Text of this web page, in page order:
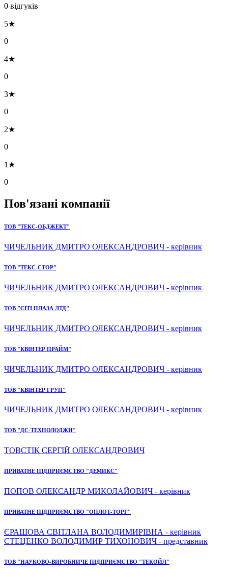
0 відгуків
5★
0
4★
0
3★
0
2★
0
1★
0
Пов'язані компанії
ТОВ "ТЕКС-ОБДЖЕКТ"
ЧИЧЕЛЬНИК ДМИТРО ОЛЕКСАНДРОВИЧ - керівник
ТОВ "ТЕКС-СТОР"
ЧИЧЕЛЬНИК ДМИТРО ОЛЕКСАНДРОВИЧ - керівник
ТОВ "СІТІ ПЛАЗА ЛТД"
ЧИЧЕЛЬНИК ДМИТРО ОЛЕКСАНДРОВИЧ - керівник
ТОВ "КВІНТЕР ПРАЙМ"
ЧИЧЕЛЬНИК ДМИТРО ОЛЕКСАНДРОВИЧ - керівник
ТОВ "КВІНТЕР ГРУП"
ЧИЧЕЛЬНИК ДМИТРО ОЛЕКСАНДРОВИЧ - керівник
ТОВ "ДС-ТЕХНОЛОДЖИ"
ТОВСТІК СЕРГІЙ ОЛЕКСАНДРОВИЧ
ПРИВАТНЕ ПІДПРИЄМСТВО "ДЕМИКС"
ПОПОВ ОЛЕКСАНДР МИКОЛАЙОВИЧ - керівник
ПРИВАТНЕ ПІДПРИЄМСТВО "ОПЛОТ-ТОРГ"
ЄРАШОВА СВІТЛАНА ВОЛОДИМИРІВНА - керівник
СТЕЦЕНКО ВОЛОДИМИР ТИХОНОВИЧ - представник
ТОВ "НАУКОВО-ВИРОБНИЧЕ ПІДПРИЄМСТВО "ТЕКОЙЛ"